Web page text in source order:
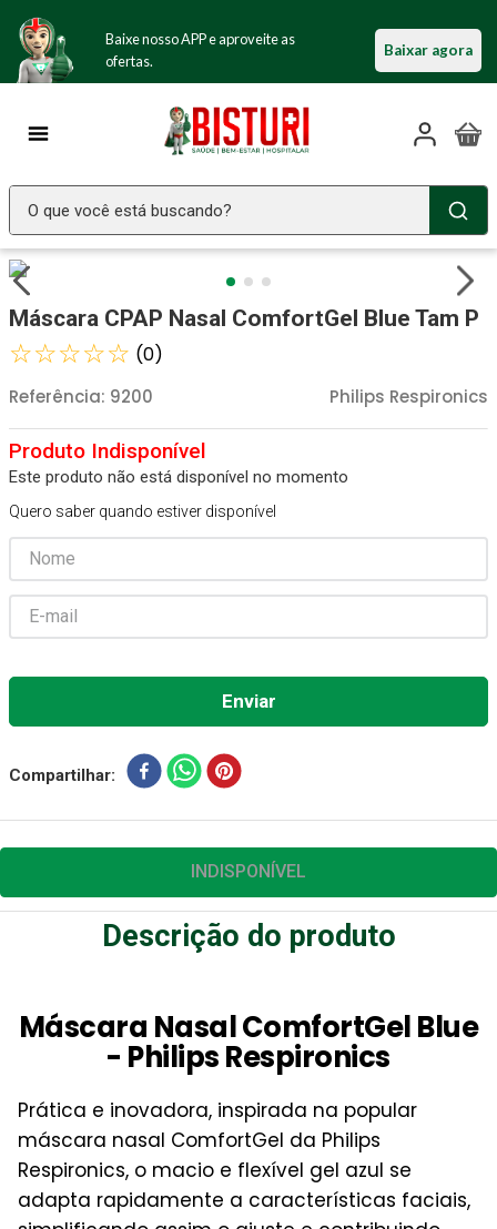
Baixe nosso APP e aproveite as
ofertas.
Baixar agora
O que você está buscando?
Máscara CPAP Nasal ComfortGel Blue Tam P
☆☆☆☆☆ (0)
Philips Respironics
Referência: 9200
Este produto não está disponível no momento
Quero saber quando estiver disponível
Compartilhar
INDISPONÍVEL
Descrição do produto
Máscara Nasal ComfortGel Blue
- Philips Respironics
Prática e inovadora, inspirada na popular
máscara nasal ComfortGel da Philips
Respironics, o macio e flexível gel azul se
adapta rapidamente a características faciais,
5º Absorvente Geriatrico
Estetoscopio Littmann
7º Aparelho Pressão
8º
9º